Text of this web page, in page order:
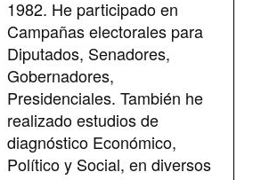
1982. He participado en
Campañas electorales para
Diputados, Senadores,
Gobernadores,
Presidenciales. También he
realizado estudios de
diagnóstico Económico,
Político y Social, en diversos